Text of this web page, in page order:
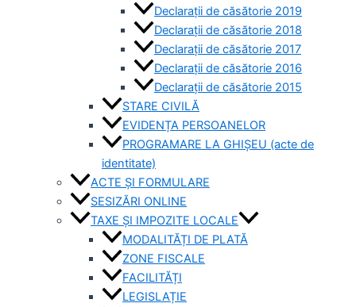
Declarații de căsătorie 2019
Declarații de căsătorie 2018
Declarații de căsătorie 2017
Declarații de căsătorie 2016
Declarații de căsătorie 2015
STARE CIVILĂ
EVIDENȚA PERSOANELOR
PROGRAMARE LA GHIȘEU (acte de
identitate)
ACTE ȘI FORMULARE
SESIZĂRI ONLINE
TAXE ȘI IMPOZITE LOCALE
MODALITĂȚI DE PLATĂ
ZONE FISCALE
FACILITĂȚI
LEGISLAȚIE